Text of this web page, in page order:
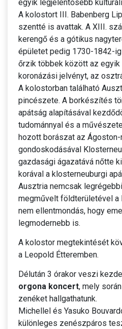
egyik legjelentősebb
A kolostort III. Babenberg
szentté is avattak. A XIII.
kerengő és a gótikus
épületet pedig 1730-1842-
őrzik többek között az
koronázási jelvényt, az
A kolostorban található
pincészete. A borkészítés
apátság alapításával
tudománnyal és a
hozott borászat az
gondoskodásával
gazdasági ágazatává nőtte
korával a klosterneuburgi
Ausztria nemcsak
megművelt földterületével a
nem ellentmondás, hogy
legmodernebb is.
A kolostor megtekintését
a Leopold Étteremben.
Délután 3 órakor veszi
orgona koncert, mely
zenéket hallgathatunk.
Michellel és Yasuko
különleges zenészpáros